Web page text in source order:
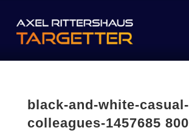
black-and-white-casual-
colleagues-1457685 800